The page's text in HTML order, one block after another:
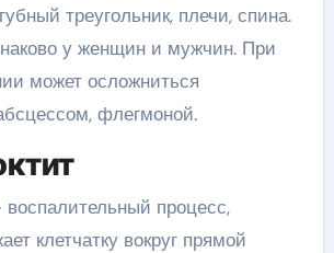
треугольник, плечи, спина.
у женщин и мужчин. При
может осложниться
флегмоной.
воспалительный процесс,
клетчатку вокруг прямой